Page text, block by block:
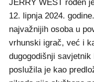
JERRY WEST rođen
12. lipnja 2024.
najvažnijih osoba u
vrhunski igrač, već i
dugogodišnji
poslužila je kao